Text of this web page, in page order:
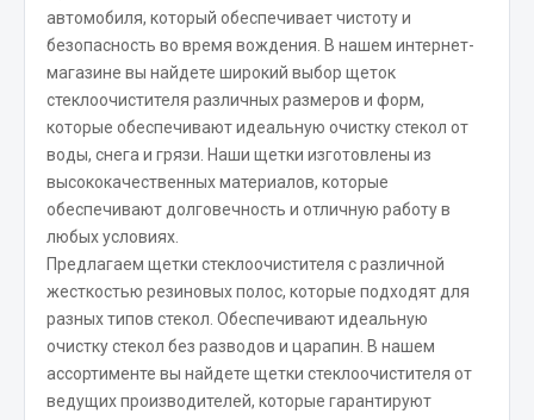
JSB
Mann-filter
Vic
Автоторг
Дифа
Цитрон
Фильтры DONALDSON
Показать ещё
Весь раздел
Всё для сварки
автомобиля, который обеспечивает чистоту и
безопасность во время вождения. В нашем интернет-
магазине вы найдете широкий выбор щеток
стеклоочистителя различных размеров и форм,
которые обеспечивают идеальную очистку стекол от
воды, снега и грязи. Наши щетки изготовлены из
высококачественных материалов, которые
обеспечивают долговечность и отличную работу в
любых условиях.
Предлагаем щетки стеклоочистителя с различной
жесткостью резиновых полос, которые подходят для
разных типов стекол. Обеспечивают идеальную
очистку стекол без разводов и царапин. В нашем
ассортименте вы найдете щетки стеклоочистителя от
ведущих производителей, которые гарантируют